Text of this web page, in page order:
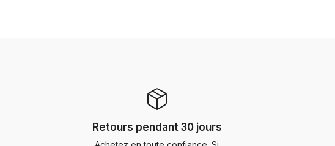
Retours pendant 30 jours